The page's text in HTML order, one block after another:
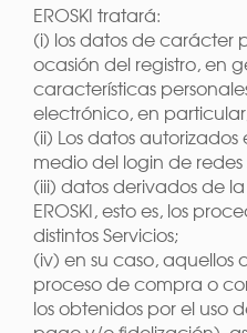
EROSKI tratará:
(i) los datos de carácter
ocasión del registro, en
características
electrónico, en
(ii) Los datos
medio del login de redes
(iii) datos derivados de
EROSKI, esto es, los
distintos Servicios;
(iv) en su caso, aquellos
proceso de compra o
los obtenidos por el uso